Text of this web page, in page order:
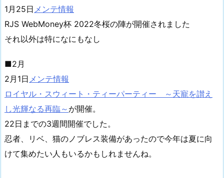
1月25日 メンテ情報
RJS WebMoney杯 2022冬桜の陣が開催されました
それ以外は特になにもなし
■2月
2月1日 メンテ情報
ロイヤル・スウィート・ティーパーティー ～天寵を讃え
し光輝なる再臨～ が開催。
22日までの3週間開催でした。
忍者、リベ、猫のノブレス装備があったので今年は夏に向
けて集めたい人もいるかもしれませんね。